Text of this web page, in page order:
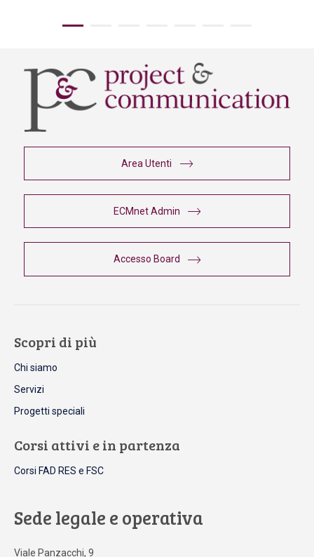
Area Utenti
ECMnet Admin
Accesso Board
Scopri di più
Chi siamo
Servizi
Progetti speciali
Corsi attivi e in partenza
Corsi FAD RES e FSC
Sede legale e operativa
Viale Panzacchi, 9